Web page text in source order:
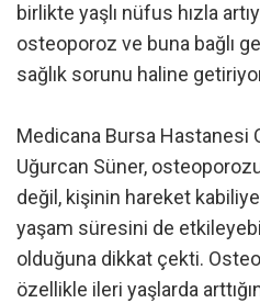
birlikte yaşlı nüfus hızla
osteoporoz ve buna bağlı
sağlık sorunu haline
Medicana Bursa Hastanesi
Uğurcan Süner,
değil, kişinin hareket
yaşam süresini de
olduğuna dikkat çekti.
özellikle ileri yaşlarda